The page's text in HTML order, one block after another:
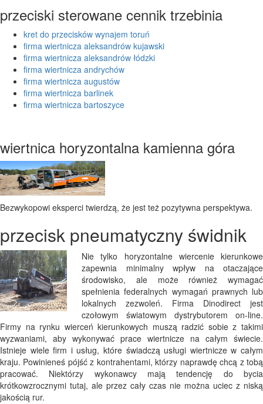
przeciski sterowane cennik trzebinia
kret do przecisków wynajem toruń
firma wiertnicza aleksandrów kujawski
firma wiertnicza aleksandrów łódzki
firma wiertnicza andrychów
firma wiertnicza augustów
firma wiertnicza barlinek
firma wiertnicza bartoszyce
wiertnica horyzontalna kamienna góra
Bezwykopowi eksperci twierdzą, że jest też pozytywna perspektywa.
przecisk pneumatyczny świdnik
Nie tylko horyzontalne wiercenie kierunkowe
zapewnia minimalny wpływ na otaczające
środowisko, ale może również wymagać
spełnienia federalnych wymagań prawnych lub
lokalnych zezwoleń. Firma Dinodirect jest
czołowym światowym dystrybutorem on-line.
Firmy na rynku wierceń kierunkowych muszą radzić sobie z takimi
wyzwaniami, aby wykonywać prace wiertnicze na całym świecie.
Istnieje wiele firm i usług, które świadczą usługi wiertnicze w całym
kraju. Powinieneś pójść z kontrahentami, którzy naprawdę chcą z tobą
pracować. Niektórzy wykonawcy mają tendencję do bycia
krótkowzrocznymi tutaj, ale przez cały czas nie można uciec z niską
jakością rur.